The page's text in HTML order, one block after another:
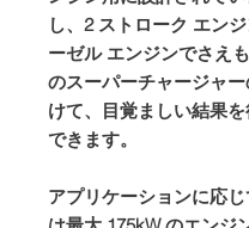
し、2 ストローク エン
ーゼル エンジンでさえ
のスーパーチャージャ
けて、目覚ましい結果
できます。
アプリケーションに応